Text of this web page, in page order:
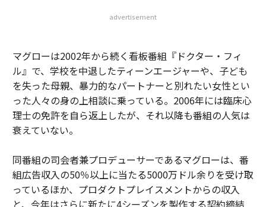
advertisement
マグローは2002年から続く看板番組『ドクター・フィ
ル』で、学校を中退したティーンエージャーや、子ども
を失った母親、暴力的なパートナーと別れたい女性とい
った人々の身の上相談に乗っている。2006年には臨床心
理士の免許を自ら返上したが、それ以降も番組の人気は
衰えていない。
同番組の司会者兼プロデューサーであるマグローは、番
組広告収入の50％以上に当たる5000万ドル余りを受け取
っているほか、プロダクトプレイスメントからの収入
と、今年はさらに新たに4シーズンを製作する契約締結